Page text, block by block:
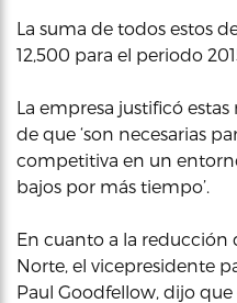
La suma de todos estos
12,500 para el periodo
La empresa justificó
de que ‘son necesarias
competitiva en un
bajos por más tiempo’.
En cuanto a la reducción
Norte, el vicepresidente
Paul Goodfellow, dijo que